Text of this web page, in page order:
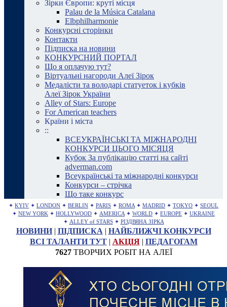
Зірки Європи: круті місця
Palau de la Música Catalana
Elbphilharmonie
Конкурсні сторінки
Контакти
Підписка на новини
КОНКУРСНИЙ ПОРТАЛ
Що я оплачую тут?
Віртуальні нагороди Алеї Зірок
Медалісти та володарі статуеток і кубків
Алеї Зірок України
Alley of Stars: Europe
For American teachers
Країни і міста
::
ВСЕУКРАЇНСЬКІ ТА МІЖНАРОДНІ
КОНКУРСИ ЦЬОГО МІСЯЦЯ
Кубок За публікацію статті на сайті
adverman.com
Всеукраїнські та міжнародні конкурси
Конкурси – стрічка
Що таке конкурс
✦ KYIV ✦ LONDON ✦ BERLIN ✦ PARIS ✦ ROMA ✦ MADRID ✦ TOKYO ✦ SEOUL
✦ NEW YORK ✦ HOLLYWOOD ✦ AMERICA ✦ WORLD ✦ EUROPE ✦ UKRAINE
✦ ALLEY of STARS ✦ РІЗДВЯНА ЗІРКА
НОВИНИ| ПІДПИСКА | НАЙБЛИЖЧІ КОНКУРСИ
ВСІ ТАЛАНТИ ТУТ| АКЦІЯ| ПЕДАГОГАМ
7627ТВОРЧИХ РОБІТ НА АЛЕЇ